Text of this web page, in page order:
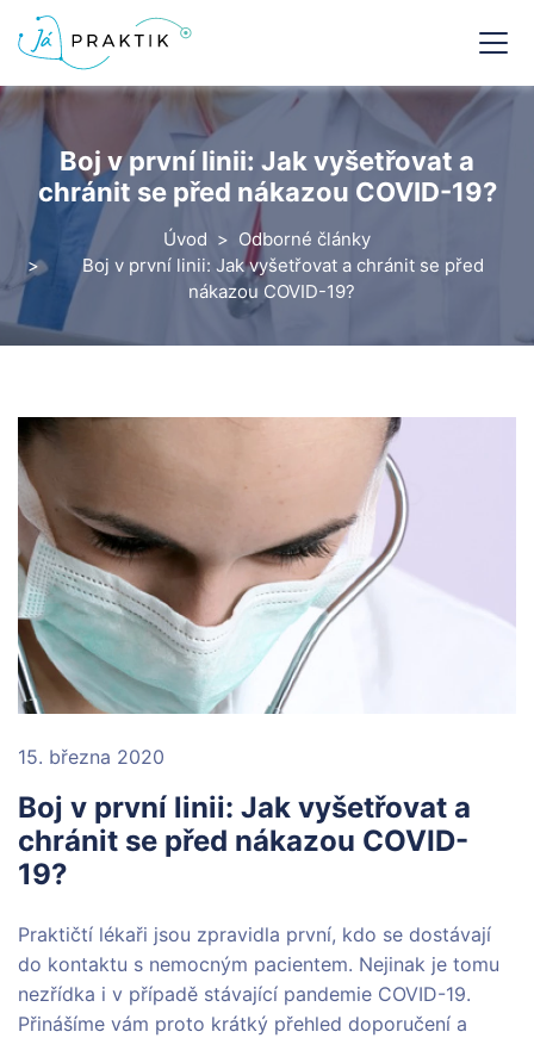
Boj v první linii: Jak vyšetřovat a
chránit se před nákazou COVID-19?
Úvod
Odborné články
Boj v první linii: Jak vyšetřovat a chránit se před
nákazou COVID-19?
15. března 2020
Boj v první linii: Jak vyšetřovat a
chránit se před nákazou COVID-
19?
Praktičtí lékaři jsou zpravidla první, kdo se dostávají
do kontaktu s nemocným pacientem. Nejinak je tomu
nezřídka i v případě stávající pandemie COVID-19.
Přinášíme vám proto krátký přehled doporučení a